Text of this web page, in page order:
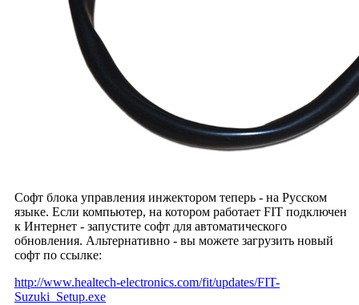
Софт блока управления инжектором теперь - на Русском
языке. Если компьютер, на котором работает FIT подключен
к Интернет - запустите софт для автоматического
обновления. Альтернативно - вы можете загрузить новый
софт по ссылке:
http://www.healtech-electronics.com/fit/updates/FIT-
Suzuki_Setup.exe